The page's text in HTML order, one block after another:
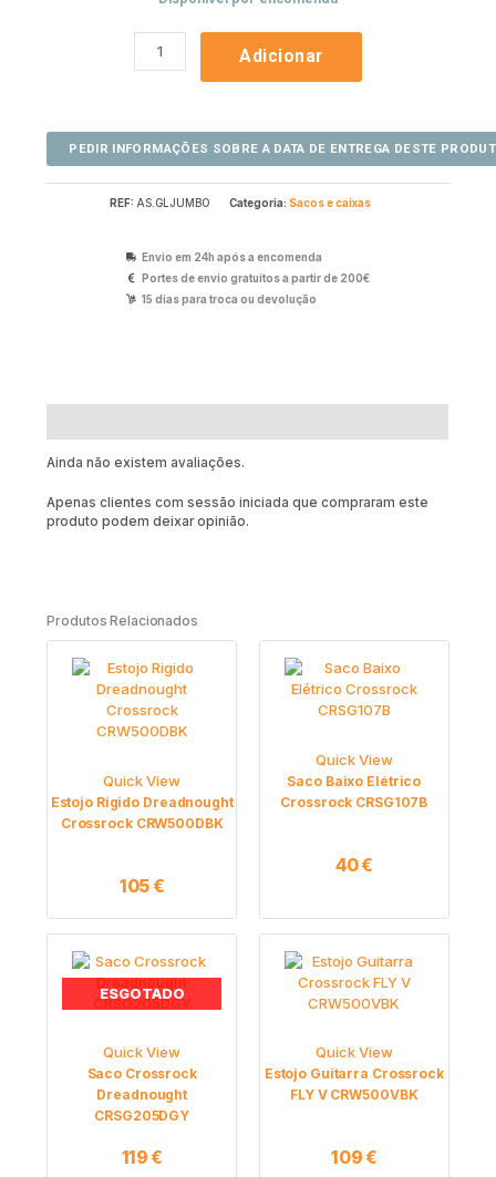
Adicionar
REF: AS.GLJUMBO Categoria: Sacos e caixas
Envio em 24h após a encomenda
Portes de envio gratuitos a partir de 200€
15 dias para troca ou devolução
Ainda não existem avaliações.
Apenas clientes com sessão iniciada que compraram este
produto podem deixar opinião.
Produtos Relacionados
Quick View
Estojo Rigido Dreadnought
Crossrock CRW500DBK
105€
Quick View
Saco Baixo Elétrico
Crossrock CRSG107B
40€
ESGOTADO
Quick View
Saco Crossrock
Dreadnought
CRSG205DGY
119€
Quick View
Estojo Guitarra Crossrock
FLY V CRW500VBK
109€